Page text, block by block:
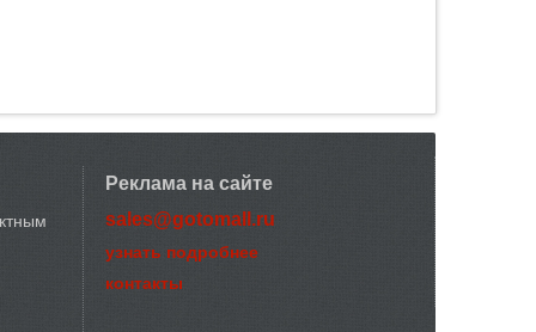
Реклама на сайте
sales@gotomall.ru
узнать подробнее
контакты